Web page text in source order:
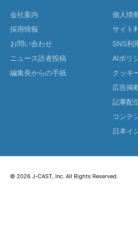
会社案内
採用情報
お問い合わせ
ニュース読者投稿
編集長からの手紙
個人情
サイト
SNS利
AIポリ
クッキ
広告掲
記事配
コンテ
日本イ
© 2026 J-CAST, Inc. All Rights Reserved.